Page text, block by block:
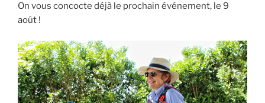
On vous concocte déjà le prochain événement, le 9
août !